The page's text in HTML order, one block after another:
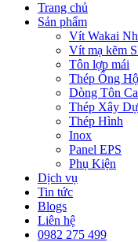
Trang chủ
Sản phẩm
Vít Wakai
Vít mạ kẽm
Tôn lợp mái
Thép Ống
Dòng Tôn
Thép Xây
Thép Hình
Inox
Panel EPS
Phụ Kiện
Dịch vụ
Tin tức
Blogs
Liên hệ
0982 275 499